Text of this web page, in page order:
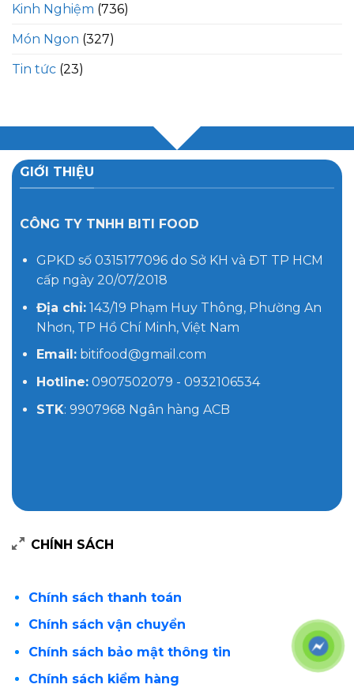
Kinh Nghiệm (736)
Món Ngon (327)
Tin tức (23)
GIỚI THIỆU
CÔNG TY TNHH BITI FOOD
GPKD số 0315177096 do Sở KH và ĐT TP HCM
cấp ngày 20/07/2018
Địa chỉ:143/19 Phạm Huy Thông, Phường An
Nhơn, TP Hồ Chí Minh, Việt Nam
Email:bitifood@gmail.com
Hotline:0907502079 - 0932106534
STK: 9907968 Ngân hàng ACB
CHÍNH SÁCH
Chính sách thanh toán
Chính sách vận chuyển
Chính sách bảo mật thông tin
Chính sách kiểm hàng